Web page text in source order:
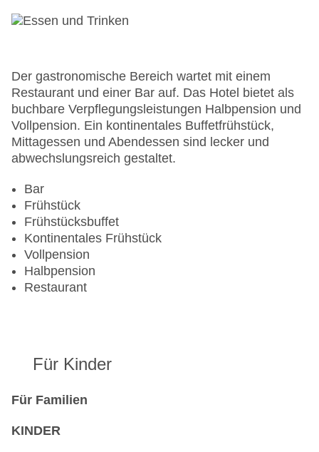
Hotelsafe
Lift
Minimarkt
Anzahl der Konferenzräume: 7
Anzahl der Aufzüge: 2
Haustiere
Haustiere auf Anfrage: gegen Gebühr
Gesamtanzahl der Stockwerke: 5
Gesamtanzahl der Zimmer: 210
Pools:Outdoor Pool, Liegen am Pool
Zahlungsarten: American Express, Diners Club,
EC Maestro, Mastercard, Visa
Landeskategorie: 4 Sterne
Der gastronomische Bereich wartet mit einem
Restaurant und einer Bar auf. Das Hotel bietet als
buchbare Verpflegungsleistungen Halbpension und
Vollpension. Ein kontinentales Buffetfrühstück,
Mittagessen und Abendessen sind lecker und
abwechslungsreich gestaltet.
Bar
Frühstück
Frühstücksbuffet
Kontinentales Frühstück
Vollpension
Halbpension
Restaurant
Für Kinder
Für Familien
KINDER